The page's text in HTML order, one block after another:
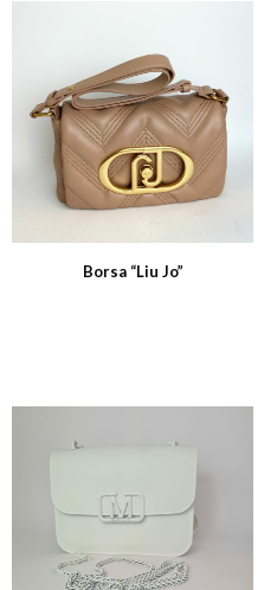
Borsa “Liu Jo”